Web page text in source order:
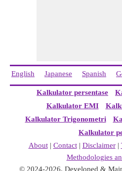
English Japanese Spanish
Kalkulator persentase
Kalkulator EMI
Kalkulator Trigonometri
Kalkulator
About| Contact| Disclaimer|
Methodologies
© 2024-2026. Developed &